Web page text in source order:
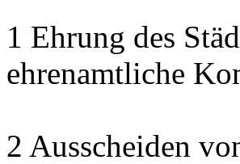
1 Ehrung des
ehrenamtliche
2 Ausscheiden